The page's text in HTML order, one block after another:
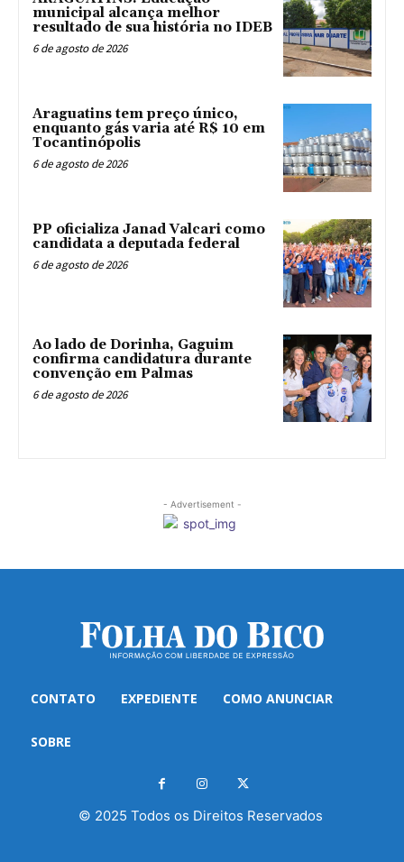
municipal alcança melhor
resultado de sua história no IDEB
6 de agosto de 2026
Araguatins tem preço único,
enquanto gás varia até R$ 10 em
Tocantinópolis
6 de agosto de 2026
PP oficializa Janad Valcari como
candidata a deputada federal
6 de agosto de 2026
Ao lado de Dorinha, Gaguim
confirma candidatura durante
convenção em Palmas
6 de agosto de 2026
- Advertisement -
CONTATO EXPEDIENTE COMO ANUNCIAR
SOBRE
© 2025 Todos os Direitos Reservados